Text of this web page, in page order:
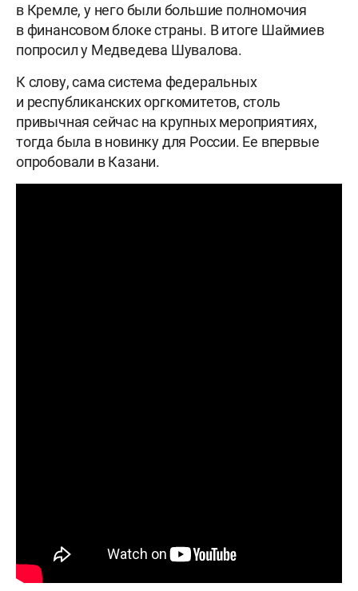
в Кремле, у него были большие полномочия
в финансовом блоке страны. В итоге Шаймиев
попросил у Медведева Шувалова.
К слову, сама система федеральных
и республиканских оргкомитетов, столь
привычная сейчас на крупных мероприятиях,
тогда была в новинку для России. Ее впервые
опробовали в Казани.